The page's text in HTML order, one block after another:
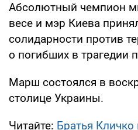
Абсолютный чемпион
весе и мэр Киева
солидарности против
о погибших в трагедии
Марш состоялся в
столице Украины.
Читайте: Братья